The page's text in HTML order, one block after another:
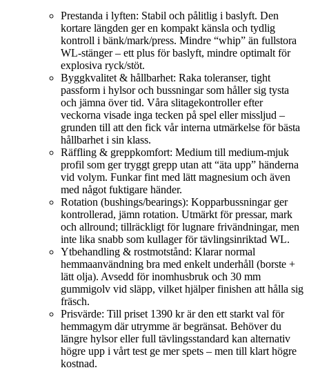
Prestanda i lyften: Stabil och pålitlig i baslyft. Den
kortare längden ger en kompakt känsla och tydlig
kontroll i bänk/mark/press. Mindre “whip” än fullstora
WL-stänger – ett plus för baslyft, mindre optimalt för
explosiva ryck/stöt.
Byggkvalitet & hållbarhet: Raka toleranser, tight
passform i hylsor och bussningar som håller sig tysta
och jämna över tid. Våra slitagekontroller efter
veckorna visade inga tecken på spel eller missljud –
grunden till att den fick vår interna utmärkelse för bästa
hållbarhet i sin klass.
Räffling & greppkomfort: Medium till medium-mjuk
profil som ger tryggt grepp utan att “äta upp” händerna
vid volym. Funkar fint med lätt magnesium och även
med något fuktigare händer.
Rotation (bushings/bearings): Kopparbussningar ger
kontrollerad, jämn rotation. Utmärkt för pressar, mark
och allround; tillräckligt för lugnare frivändningar, men
inte lika snabb som kullager för tävlingsinriktad WL.
Ytbehandling & rostmotstånd: Klarar normal
hemmaanvändning bra med enkelt underhåll (borste +
lätt olja). Avsedd för inomhusbruk och 30 mm
gummigolv vid släpp, vilket hjälper finishen att hålla sig
fräsch.
Prisvärde: Till priset 1390 kr är den ett starkt val för
hemmagym där utrymme är begränsat. Behöver du
längre hylsor eller full tävlingsstandard kan alternativ
högre upp i vårt test ge mer spets – men till klart högre
kostnad.